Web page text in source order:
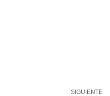
SIGUIENTE